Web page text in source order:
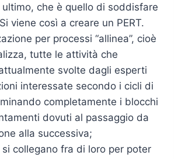
ultimo, che è quello di soddisfare
viene così a creare un PERT.
per processi “allinea”, cioè
tutte le attività che
svolte dagli esperti
interessate secondo i cicli di
completamente i blocchi
dovuti al passaggio da
alla successiva;
si collegano fra di loro per poter